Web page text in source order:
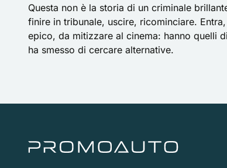
Questa non è la storia di un criminale
finire in tribunale, uscire, ricominciare.
epico, da mitizzare al cinema: hanno quelli
ha smesso di cercare alternative.